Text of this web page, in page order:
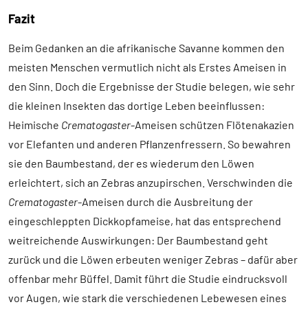
Fazit
Beim Gedanken an die afrikanische Savanne kommen den
meisten Menschen vermutlich nicht als Erstes Ameisen in
den Sinn. Doch die Ergebnisse der Studie belegen, wie sehr
die kleinen Insekten das dortige Leben beeinflussen:
Heimische Crematogaster-Ameisen schützen Flötenakazien
vor Elefanten und anderen Pflanzenfressern. So bewahren
sie den Baumbestand, der es wiederum den Löwen
erleichtert, sich an Zebras anzupirschen. Verschwinden die
Crematogaster-Ameisen durch die Ausbreitung der
eingeschleppten Dickkopfameise, hat das entsprechend
weitreichende Auswirkungen: Der Baumbestand geht
zurück und die Löwen erbeuten weniger Zebras – dafür aber
offenbar mehr Büffel. Damit führt die Studie eindrucksvoll
vor Augen, wie stark die verschiedenen Lebewesen eines